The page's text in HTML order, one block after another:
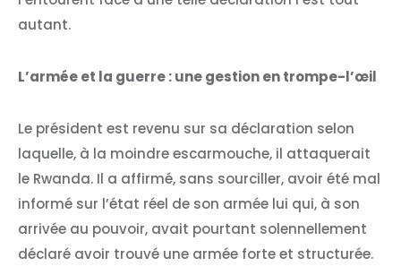
autant.
L’armée et la guerre : une gestion en trompe-l’œil
Le président est revenu sur sa déclaration selon
laquelle, à la moindre escarmouche, il attaquerait
le Rwanda. Il a affirmé, sans sourciller, avoir été mal
informé sur l’état réel de son armée lui qui, à son
arrivée au pouvoir, avait pourtant solennellement
déclaré avoir trouvé une armée forte et structurée.